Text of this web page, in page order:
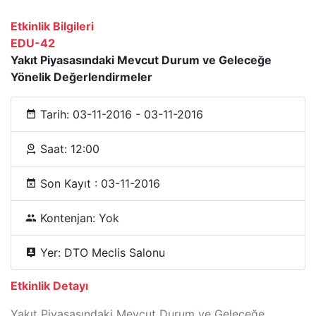
Etkinlik Bilgileri
EDU-42
Yakıt Piyasasındaki Mevcut Durum ve Geleceğe
Yönelik Değerlendirmeler
Tarih: 03-11-2016 - 03-11-2016
Saat: 12:00
Son Kayıt : 03-11-2016
Kontenjan: Yok
Yer: DTO Meclis Salonu
Etkinlik Detayı